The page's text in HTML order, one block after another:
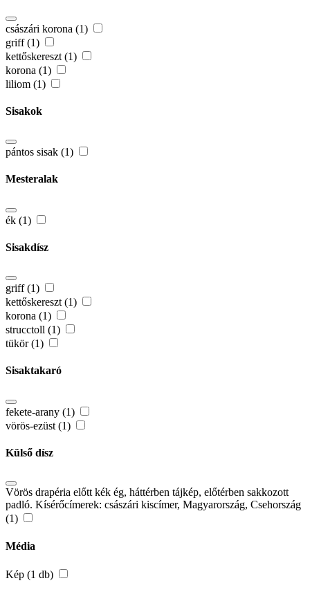
császári korona (1)
griff (1)
kettőskereszt (1)
korona (1)
liliom (1)
Sisakok
pántos sisak (1)
Mesteralak
ék (1)
Sisakdísz
griff (1)
kettőskereszt (1)
korona (1)
strucctoll (1)
tükör (1)
Sisaktakaró
fekete-arany (1)
vörös-ezüst (1)
Külső dísz
Vörös drapéria előtt kék ég, háttérben tájkép, előtérben sakkozott
padló. Kísérőcímerek: császári kiscímer, Magyarország, Csehország
(1)
Média
Kép (1 db)